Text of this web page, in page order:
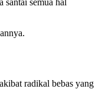
semua hal
radikal bebas yang